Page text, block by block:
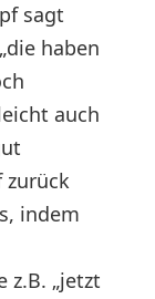
sagt
haben
auch
zurück
indem
z.B. „jetzt